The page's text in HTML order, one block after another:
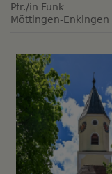
Pfr./in Funk
Möttingen-Enkingen